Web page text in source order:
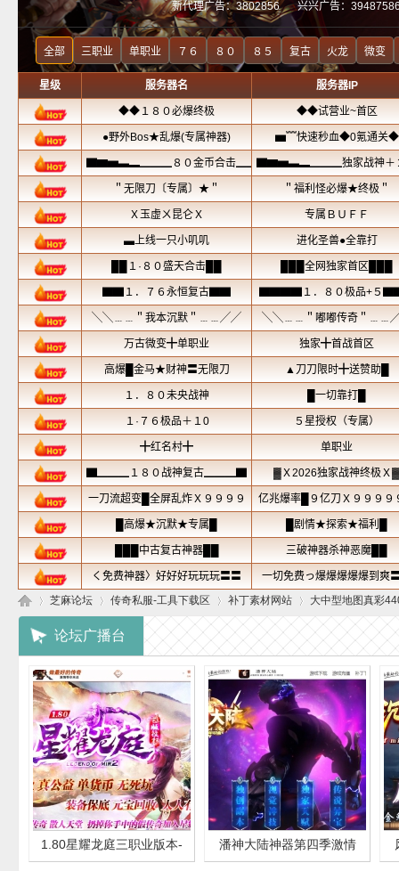
»
芝麻论坛 传奇私服-工具下载区
›
补丁素材网站
›
大中型地图真彩
论坛广播台
1.80星耀龙庭三职业版本-
潘神大陆神器第四季激情